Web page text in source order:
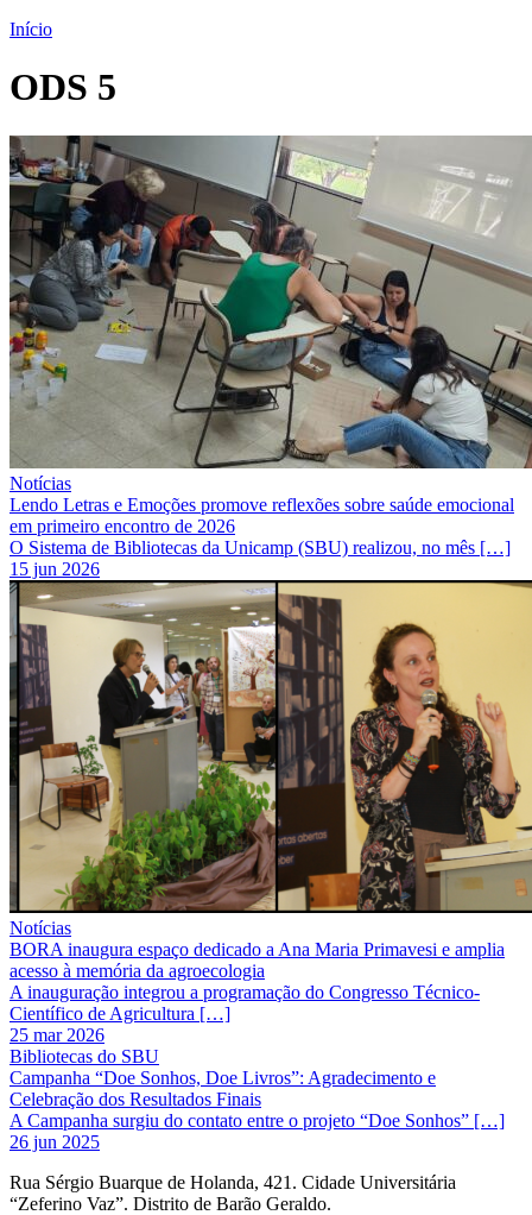
Início
ODS 5
Notícias
Lendo Letras e Emoções promove reflexões sobre saúde emocional
em primeiro encontro de 2026
O Sistema de Bibliotecas da Unicamp (SBU) realizou, no mês […]
15 jun 2026
Notícias
BORA inaugura espaço dedicado a Ana Maria Primavesi e amplia
acesso à memória da agroecologia
A inauguração integrou a programação do Congresso Técnico-
Científico de Agricultura […]
25 mar 2026
Bibliotecas do SBU
Campanha “Doe Sonhos, Doe Livros”: Agradecimento e
Celebração dos Resultados Finais
A Campanha surgiu do contato entre o projeto “Doe Sonhos” […]
26 jun 2025
Rua Sérgio Buarque de Holanda, 421. Cidade Universitária
“Zeferino Vaz”. Distrito de Barão Geraldo.